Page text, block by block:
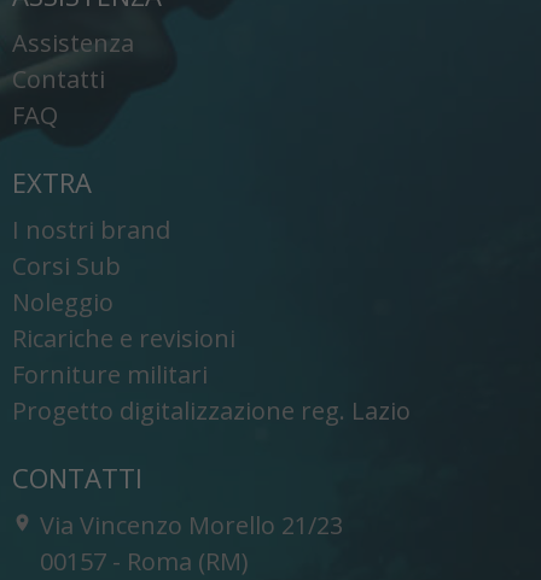
Assistenza
Contatti
FAQ
EXTRA
I nostri brand
Corsi Sub
Noleggio
Ricariche e revisioni
Forniture militari
Progetto digitalizzazione reg. Lazio
CONTATTI
Via Vincenzo Morello 21/23
-
00157 - Roma (RM)